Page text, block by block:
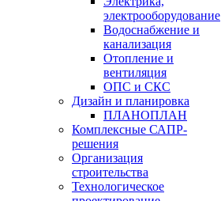
электрооборудование
Водоснабжение и
канализация
Отопление и
вентиляция
ОПС и СКС
Дизайн и планировка
ПЛАНОПЛАН
Комплексные САПР-
решения
Организация
строительства
Технологическое